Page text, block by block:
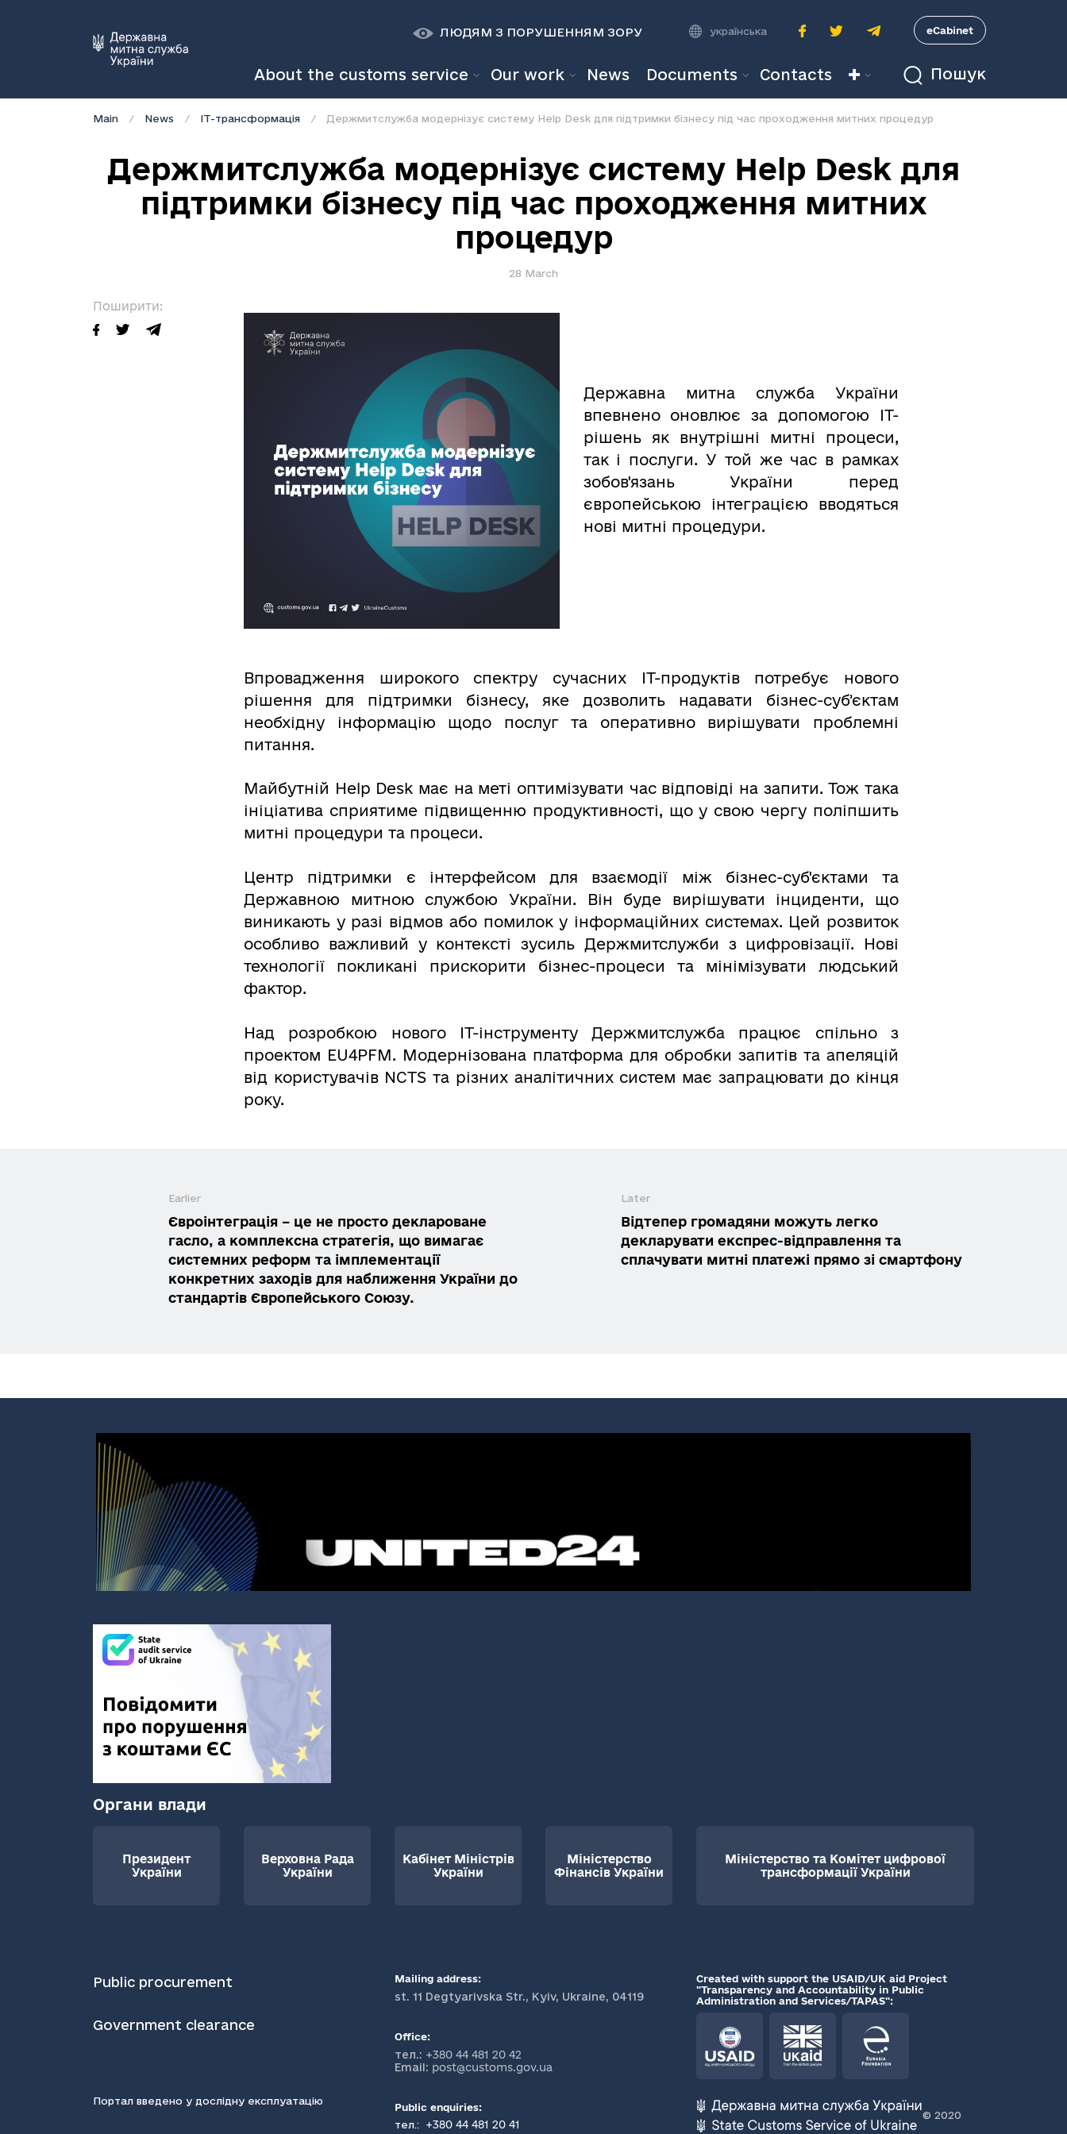
ЛЮДЯМ З ПОРУШЕННЯМ ЗОРУ
К К A A A
українська eCabinet
About the customs service Our work News Documents Contacts Пошук
Main News IT-трансформація Держмитслужба модернізує систему Help Desk для підтримки бізнесу під час проходження митних процедур
Держмитслужба модернізує систему Help Desk для
підтримки бізнесу під час проходження митних
процедур
28 March
Поширити:
Державна митна служба України
впевнено оновлює за допомогою ІТ-
рішень як внутрішні митні процеси,
так і послуги. У той же час в рамках
зобов'язань України перед
європейською інтеграцією вводяться
нові митні процедури.
Впровадження широкого спектру сучасних ІТ-продуктів потребує нового
рішення для підтримки бізнесу, яке дозволить надавати бізнес-субʼєктам
необхідну інформацію щодо послуг та оперативно вирішувати проблемні
питання.
Майбутній Help Desk має на меті оптимізувати час відповіді на запити. Тож така
ініціатива сприятиме підвищенню продуктивності, що у свою чергу поліпшить
митні процедури та процеси.
Центр підтримки є інтерфейсом для взаємодії між бізнес-суб'єктами та
Державною митною службою України. Він буде вирішувати інциденти, що
виникають у разі відмов або помилок у інформаційних системах. Цей розвиток
особливо важливий у контексті зусиль Держмитслужби з цифровізації. Нові
технології покликані прискорити бізнес-процеси та мінімізувати людський
фактор.
Над розробкою нового ІТ-інструменту Держмитслужба працює спільно з
проектом EU4PFM. Модернізована платформа для обробки запитів та апеляцій
від користувачів NCTS та різних аналітичних систем має запрацювати до кінця
року.
Earlier
Євроінтеграція – це не просто деклароване
гасло, а комплексна стратегія, що вимагає
системних реформ та імплементації
конкретних заходів для наближення України до
стандартів Європейського Союзу.
Later
Відтепер громадяни можуть легко
декларувати експрес-відправлення та
сплачувати митні платежі прямо зі смартфону
Органи влади
Президент
України
Верховна Рада
України
Кабінет Міністрів
України
Міністерство
Фінансів України
Міністерство та Комітет цифрової
трансформації України
Public procurement
Government clearance
Портал введено у дослідну експлуатацію
Mailing address:
st. 11 Degtyarivska Str., Kyiv, Ukraine, 04119
Office:
тел.: +380 44 481 20 42
Email: post@customs.gov.ua
Public enquiries:
тел.:
+380 44 481 20 41
Created with support the USAID/UK aid Project
"Transparency and Accountability in Public
Administration and Services/TAPAS":
© 2020